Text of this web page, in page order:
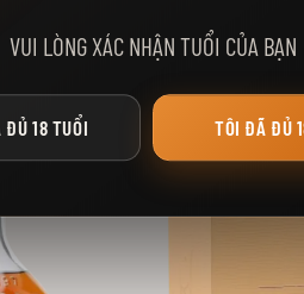
tượng của sự gắn kết mà còn thể hiện
100 năm qua. Thiết kế này kết hợp
DÀNH CHO
VUI LÒNG XÁC NHẬN TUỔI CỦA BẠN
ĐỦ 18 TUỔI TÔI ĐÃ ĐỦ